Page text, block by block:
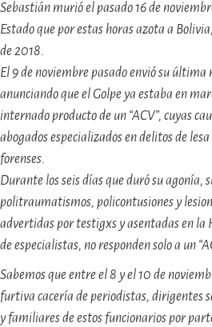
Sebastián murió el pasado 16 de
Estado que por estas horas azota a
de 2018.
El 9 de noviembre pasado envió su
anunciando que el Golpe ya estaba en
internado producto de un “ACV”, cuyas
abogados especializados en delitos de
forenses.
Durante los seis días que duró su agonía,
politraumatismos, policontusiones y
advertidas por testigxs y asentadas en la
de especialistas, no responden solo a un
Sabemos que entre el 8 y el 10 de
furtiva cacería de periodistas, dirigentes
y familiares de estos funcionarios por